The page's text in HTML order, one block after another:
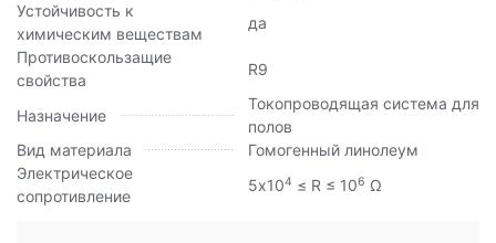
Устойчивость к
химическим веществам
да
Противоскользащие
свойства
R9
Назначение
Токопроводящая система для
полов
Вид материала
Гомогенный линолеум
Электрическое
сопротивление
5х104 ≤ R ≤ 106 Ω